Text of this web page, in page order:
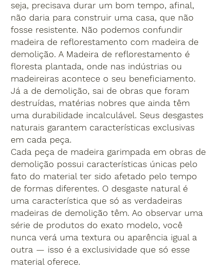
seja, precisava durar um bom tempo, afinal,
não daria para construir uma casa, que não
fosse resistente. Não podemos confundir
madeira de reflorestamento com madeira de
demolição. A Madeira de reflorestamento é
floresta plantada, onde nas indústrias ou
madeireiras acontece o seu beneficiamento.
Já a de demolição, sai de obras que foram
destruídas, matérias nobres que ainda têm
uma durabilidade incalculável. Seus desgastes
naturais garantem características exclusivas
em cada peça.
Cada peça de madeira garimpada em obras de
demolição possui características únicas pelo
fato do material ter sido afetado pelo tempo
de formas diferentes. O desgaste natural é
uma característica que só as verdadeiras
madeiras de demolição têm. Ao observar uma
série de produtos do exato modelo, você
nunca verá uma textura ou aparência igual a
outra — isso é a exclusividade que só esse
material oferece.